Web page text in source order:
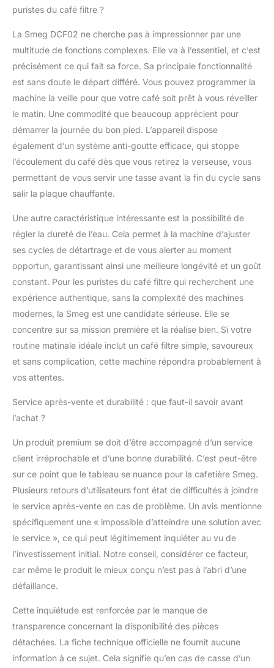
puristes du café filtre ?
La Smeg DCF02 ne cherche pas à impressionner par une
multitude de fonctions complexes. Elle va à l’essentiel, et c’est
précisément ce qui fait sa force. Sa principale fonctionnalité
est sans doute le départ différé. Vous pouvez programmer la
machine la veille pour que votre café soit prêt à vous réveiller
le matin. Une commodité que beaucoup apprécient pour
démarrer la journée du bon pied. L’appareil dispose
également d’un système anti-goutte efficace, qui stoppe
l’écoulement du café dès que vous retirez la verseuse, vous
permettant de vous servir une tasse avant la fin du cycle sans
salir la plaque chauffante.
Une autre caractéristique intéressante est la possibilité de
régler la dureté de l’eau. Cela permet à la machine d’ajuster
ses cycles de détartrage et de vous alerter au moment
opportun, garantissant ainsi une meilleure longévité et un goût
constant. Pour les puristes du café filtre qui recherchent une
expérience authentique, sans la complexité des machines
modernes, la Smeg est une candidate sérieuse. Elle se
concentre sur sa mission première et la réalise bien. Si votre
routine matinale idéale inclut un café filtre simple, savoureux
et sans complication, cette machine répondra probablement à
vos attentes.
Service après-vente et durabilité : que faut-il savoir avant
l’achat ?
Un produit premium se doit d’être accompagné d’un service
client irréprochable et d’une bonne durabilité. C’est peut-être
sur ce point que le tableau se nuance pour la cafetière Smeg.
Plusieurs retours d’utilisateurs font état de difficultés à joindre
le service après-vente en cas de problème. Un avis mentionne
spécifiquement une « impossible d’atteindre une solution avec
le service », ce qui peut légitimement inquiéter au vu de
l’investissement initial. Notre conseil, considérer ce facteur,
car même le produit le mieux conçu n’est pas à l’abri d’une
défaillance.
Cette inquiétude est renforcée par le manque de
transparence concernant la disponibilité des pièces
détachées. La fiche technique officielle ne fournit aucune
information à ce sujet. Cela signifie qu’en cas de casse d’un